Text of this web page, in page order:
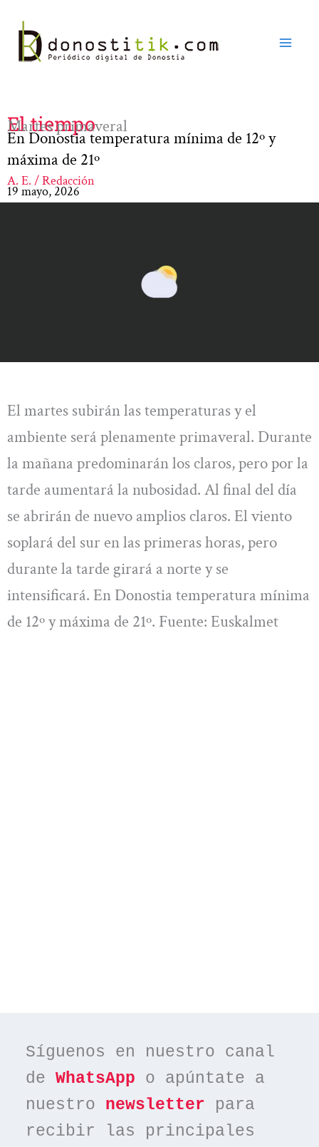
contenido
El tiempo
Martes primaveral
En Donostia temperatura mínima de 12º y
máxima de 21º
A. E. / Redacción
19 mayo, 2026
El martes subirán las temperaturas y el
ambiente será plenamente primaveral. Durante
la mañana predominarán los claros, pero por la
tarde aumentará la nubosidad. Al final del día
se abrirán de nuevo amplios claros. El viento
soplará del sur en las primeras horas, pero
durante la tarde girará a norte y se
intensificará. En Donostia temperatura mínima
de 12º y máxima de 21º. Fuente: Euskalmet
Síguenos en nuestro canal
de WhatsApp o apúntate a
nuestro newsletter para
recibir las principales